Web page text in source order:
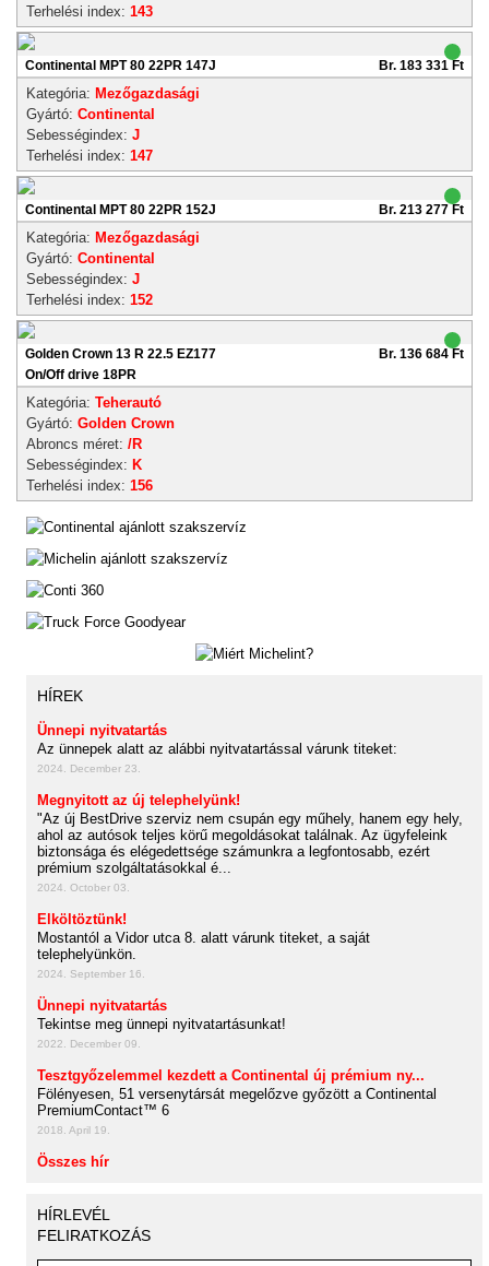
Terhelési index: 143
Continental MPT 80 22PR 147J Br. 183 331 Ft
Kategória: Mezőgazdasági
Gyártó: Continental
Sebességindex: J
Terhelési index: 147
Continental MPT 80 22PR 152J Br. 213 277 Ft
Kategória: Mezőgazdasági
Gyártó: Continental
Sebességindex: J
Terhelési index: 152
Golden Crown 13 R 22.5 EZ177
On/Off drive 18PR
Br. 136 684 Ft
Kategória: Teherautó
Gyártó: Golden Crown
Abroncs méret: /R
Sebességindex: K
Terhelési index: 156
HÍREK
Ünnepi nyitvatartás
Az ünnepek alatt az alábbi nyitvatartással várunk titeket:
2024. December 23.
Megnyitott az új telephelyünk!
"Az új BestDrive szerviz nem csupán egy műhely, hanem egy hely,
ahol az autósok teljes körű megoldásokat találnak. Az ügyfeleink
biztonsága és elégedettsége számunkra a legfontosabb, ezért
prémium szolgáltatásokkal é...
2024. October 03.
Elköltöztünk!
Mostantól a Vidor utca 8. alatt várunk titeket, a saját
telephelyünkön.
2024. September 16.
Ünnepi nyitvatartás
Tekintse meg ünnepi nyitvatartásunkat!
2022. December 09.
Tesztgyőzelemmel kezdett a Continental új prémium ny...
Fölényesen, 51 versenytársát megelőzve győzött a Continental
PremiumContact™ 6
2018. April 19.
Összes hír
HÍRLEVÉL
FELIRATKOZÁS